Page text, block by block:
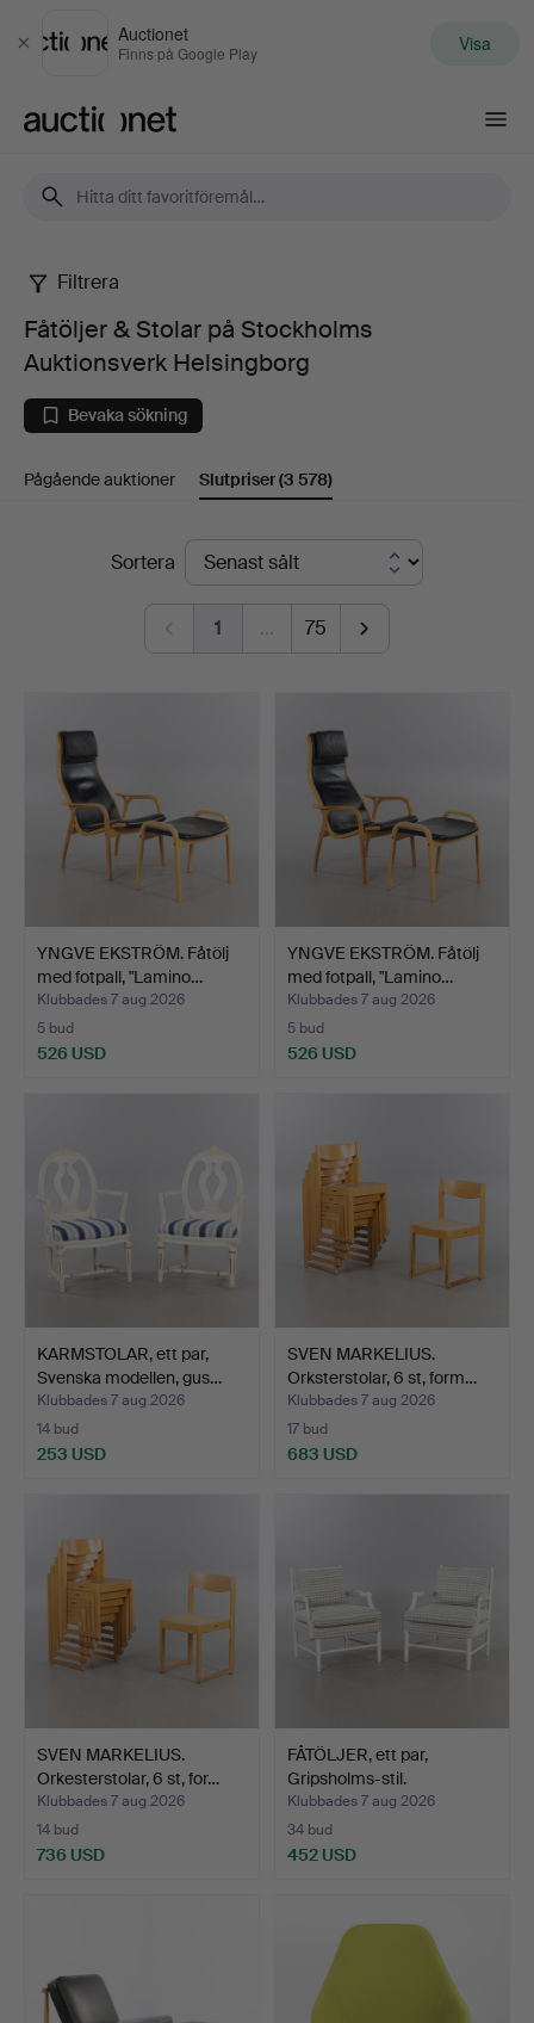
Stäng
Auctionet
Finns på Google Play Visa
Fåtöljer
Stolar
på
Auktionsverk
Helsingborg
Filtrera
Fåtöljer & Stolar på Stockholms
Auktionsverk Helsingborg
Bevaka sökning
Pågående auktioner Slutpriser(3 578)
SlutpriserSortera
1 … 75
YNGVE EKSTRÖM. Fåtölj
med fotpall, "Lamino…
Klubbades 7 aug 2026
5 bud
526 USD
YNGVE EKSTRÖM. Fåtölj
med fotpall, "Lamino…
Klubbades 7 aug 2026
5 bud
526 USD
KARMSTOLAR, ett par,
Svenska modellen, gus…
Klubbades 7 aug 2026
14 bud
253 USD
SVEN MARKELIUS.
Orksterstolar, 6 st, form…
Klubbades 7 aug 2026
17 bud
683 USD
SVEN MARKELIUS.
Orkesterstolar, 6 st, for…
Klubbades 7 aug 2026
14 bud
736 USD
FÅTÖLJER, ett par,
Gripsholms-stil.
Klubbades 7 aug 2026
34 bud
452 USD